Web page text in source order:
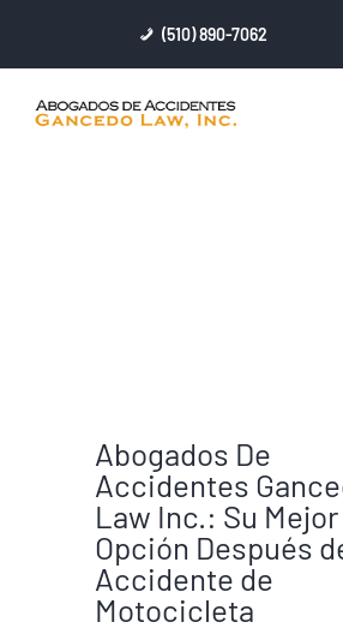
(510) 890-7062
Abogados De
Accidentes
Law Inc.: Su Mejor
Opción Después
Accidente de
Motocicleta